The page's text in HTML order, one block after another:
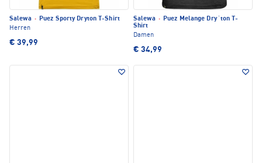
Salewa · Puez Sporty Dryton T-Shirt
Herren
€ 39,99
Salewa · Puez Melange Dry´ton T-
Shirt
Damen
€ 34,99